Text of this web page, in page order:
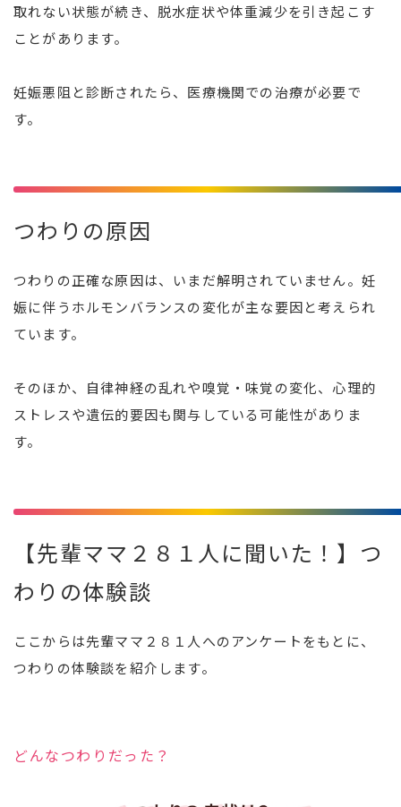
取れない状態が続き、脱水症状や体重減少を引き起こす
ことがあります。
妊娠悪阻と診断されたら、医療機関での治療が必要で
す。
つわりの原因
つわりの正確な原因は、いまだ解明されていません。妊
娠に伴うホルモンバランスの変化が主な要因と考えられ
ています。
そのほか、自律神経の乱れや嗅覚・味覚の変化、心理的
ストレスや遺伝的要因も関与している可能性がありま
す。
【先輩ママ２８１人に聞いた！】つ
わりの体験談
ここからは先輩ママ２８１人へのアンケートをもとに、
つわりの体験談を紹介します。
どんなつわりだった？